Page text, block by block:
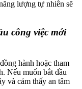
lượng tự nhiên sẽ
công việc mới
hành hoặc tham
Nếu muốn bắt đầu
và cảm thấy an tâm